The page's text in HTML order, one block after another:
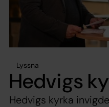
Lyssna
Hedvigs
Hedvigs kyrka